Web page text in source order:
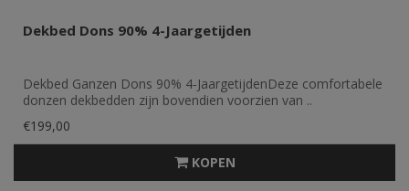
Dekbed Dons 90% 4-Jaargetijden
Dekbed Ganzen Dons 90% 4-JaargetijdenDeze comfortabele
donzen dekbedden zijn bovendien voorzien van ..
€199,00
KOPEN